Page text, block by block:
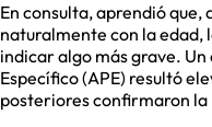
En consulta, aprendió que,
naturalmente con la edad,
indicar algo más grave.
Específico (APE) resultó
posteriores confirmaron